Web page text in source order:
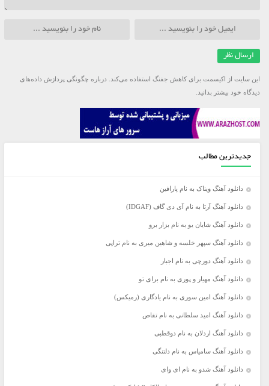
این سایت از اکیسمت برای کاهش جفنگ استفاده می‌کند. درباره چگونگی پردازش داده‌های
دیدگاه خود بیشتر بدانید.
جدیدترین مطالب
دانلود آهنگ ویناک به نام پارافین
دانلود آهنگ آرتا به نام آی دی گاف (IDGAF)
دانلود آهنگ شایان یو به نام بزار برو
دانلود آهنگ سپهر خلسه و شاهین میری به نام تراپی
دانلود آهنگ دورچی به نام اجبار
دانلود آهنگ مهیار و پوری به نام برای تو
دانلود آهنگ امین سوری به نام یادگاری (رمیکس)
دانلود آهنگ امید سلطانی به نام تقاص
دانلود آهنگ اردلان به نام دوقطبی
دانلود آهنگ سامیاس به نام دلتنگی
دانلود آهنگ شدو به نام ای وای